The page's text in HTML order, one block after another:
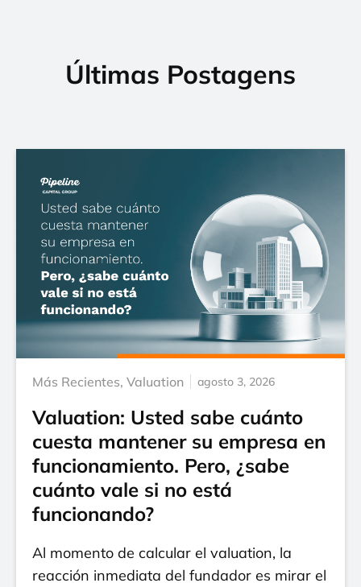
Últimas Postagens
Más Recientes, Valuation agosto 3, 2026
Valuation: Usted sabe cuánto
cuesta mantener su empresa en
funcionamiento. Pero, ¿sabe
cuánto vale si no está
funcionando?
Al momento de calcular el valuation, la
reacción inmediata del fundador es mirar el